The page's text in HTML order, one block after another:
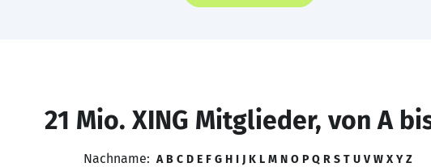
21 Mio. XING Mitglieder, von A
Nachname: A B C D E F G H I J K L M N O P Q R S T U V W X Y Z